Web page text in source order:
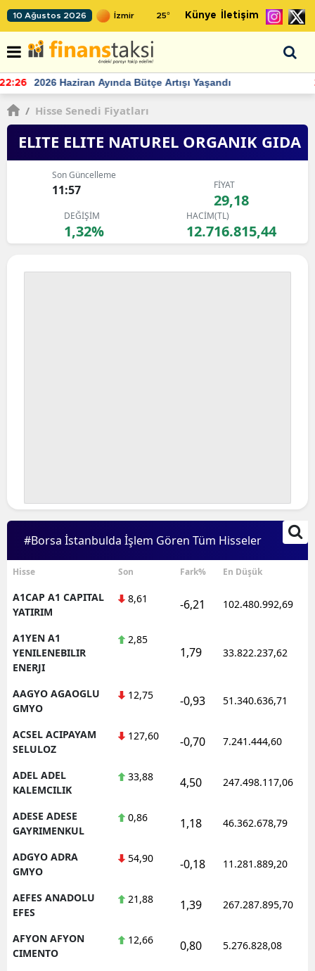
10 Ağustos 2026 25° Künye İletişim
22:24 TCMB'nin rezervlerinde artan momentum devam ediyor
/ Hisse Senedi Fiyatları
ELITE ELITE NATUREL ORGANIK GIDA
Son Güncelleme
11:57 FİYAT
29,18
DEĞİŞİM
1,32%
HACİM(TL)
12.716.815,44
#Borsa İstanbulda İşlem Gören Tüm Hisseler
Hisse Son Fark% En Düşük
A1CAP A1 CAPITAL
YATIRIM
8,61 -6,21 102.480.992,69
A1YEN A1
YENILENEBILIR
ENERJI
2,85
1,79 33.822.237,62
AAGYO AGAOGLU
GMYO
12,75 -0,93 51.340.636,71
ACSEL ACIPAYAM
SELULOZ
127,60 -0,70 7.241.444,60
ADEL ADEL
KALEMCILIK
33,88 4,50 247.498.117,06
ADESE ADESE
GAYRIMENKUL
0,86 1,18 46.362.678,79
ADGYO ADRA
GMYO
54,90 -0,18 11.281.889,20
AEFES ANADOLU
EFES
21,88 1,39 267.287.895,70
AFYON AFYON
CIMENTO
12,66 0,80 5.276.828,08